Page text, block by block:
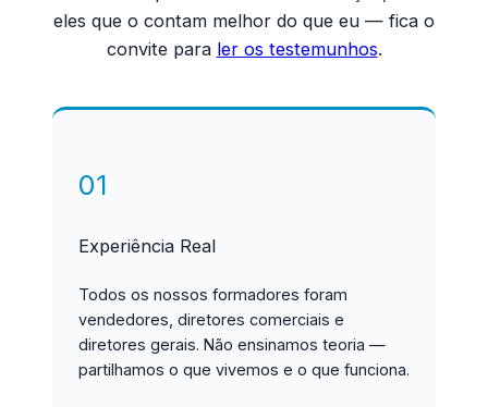
eles que o contam melhor do que eu — fica o
convite para ler os testemunhos.
01
Experiência Real
Todos os nossos formadores foram
vendedores, diretores comerciais e
diretores gerais. Não ensinamos teoria —
partilhamos o que vivemos e o que funciona.